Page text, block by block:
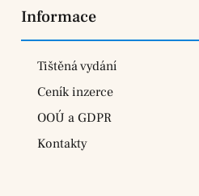
Informace
Tištěná vydání
Ceník inzerce
OOÚ a GDPR
Kontakty